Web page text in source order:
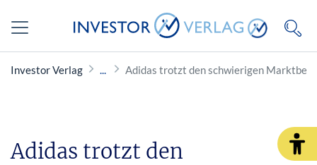
Investor Verlag Adidas trotzt den schwierigen
Adidas trotzt den